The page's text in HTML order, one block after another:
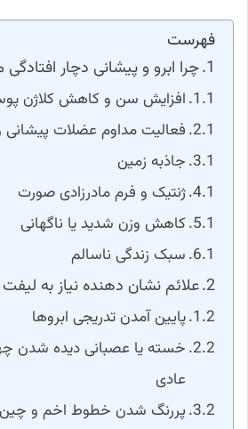
فهرست
چرا ابرو و پیشانی دچار
افزایش سن و کاهش کلاژن
فعالیت مداوم عضلات
جاذبه زمین
ژنتیک و فرم مادرزادی صورت
کاهش وزن شدید یا ناگهانی
سبک زندگی ناسالم
علائم نشان دهنده نیاز به لیفت
پایین آمدن تدریجی ابروها
خسته یا عصبانی دیده شدن
عادی
پررنگ شدن خطوط اخم و